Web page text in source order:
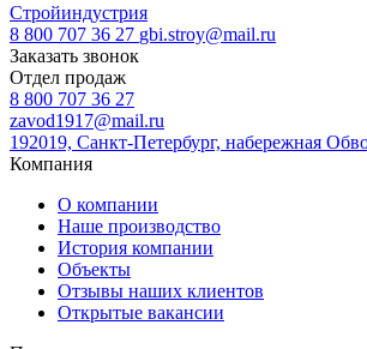
Стройиндустрия
8 800 707 36 27 gbi.stroy@mail.ru
Заказать звонок
Отдел продаж
8 800 707 36 27
zavod1917@mail.ru
192019, Санкт-Петербург, набережная
Компания
О компании
Наше производство
История компании
Объекты
Отзывы наших клиентов
Открытые вакансии